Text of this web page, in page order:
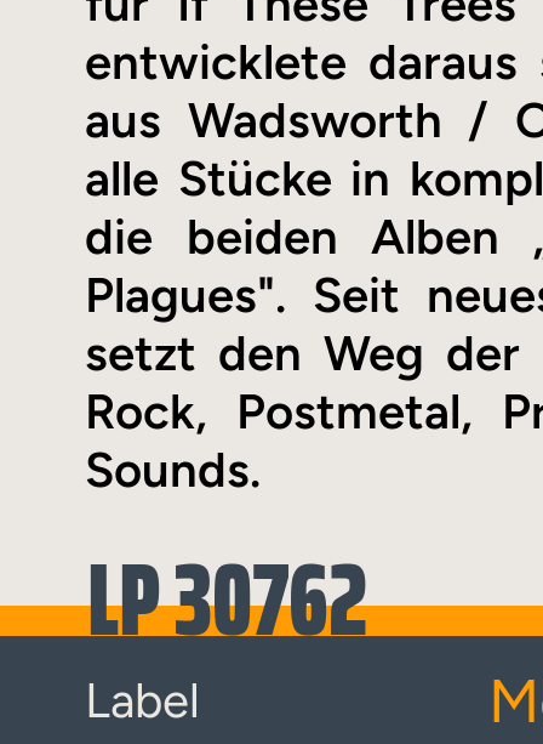
entwicklete daraus
aus Wadsworth /
alle Stücke in
die beiden Alben
Plagues". Seit
setzt den Weg
Rock, Postmetal,
Sounds.
LP 30762
Label